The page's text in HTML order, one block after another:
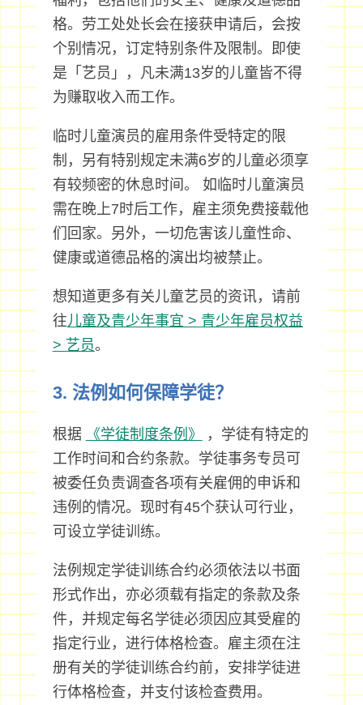
格。劳工处处长会在接获申请后，会按
个别情况，订定特别条件及限制。即使
是「艺员」，凡未满13岁的儿童皆不得
为赚取收入而工作。
临时儿童演员的雇用条件受特定的限
制，另有特别规定未满6岁的儿童必须享
有较频密的休息时间。 如临时儿童演员
需在晚上7时后工作，雇主须免费接载他
们回家。另外，一切危害该儿童性命、
健康或道德品格的演出均被禁止。
想知道更多有关儿童艺员的资讯，请前
往儿童及青少年事宜 > 青少年雇员权益
> 艺员。
3. 法例如何保障学徒？
根据 《学徒制度条例》
，学徒有特定的
工作时间和合约条款。学徒事务专员可
被委任负责调查各项有关雇佣的申诉和
违例的情况。现时有45个获认可行业，
可设立学徒训练。
法例规定学徒训练合约必须依法以书面
形式作出，亦必须载有指定的条款及条
件，并规定每名学徒必须因应其受雇的
指定行业，进行体格检查。雇主须在注
册有关的学徒训练合约前，安排学徒进
行体格检查，并支付该检查费用。